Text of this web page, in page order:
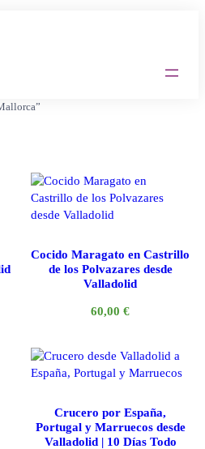
Cocido Maragato en Castrillo
de los Polvazares desde
Valladolid
60,00€
Crucero por España,
Portugal y Marruecos desde
Valladolid | 10 Días Todo